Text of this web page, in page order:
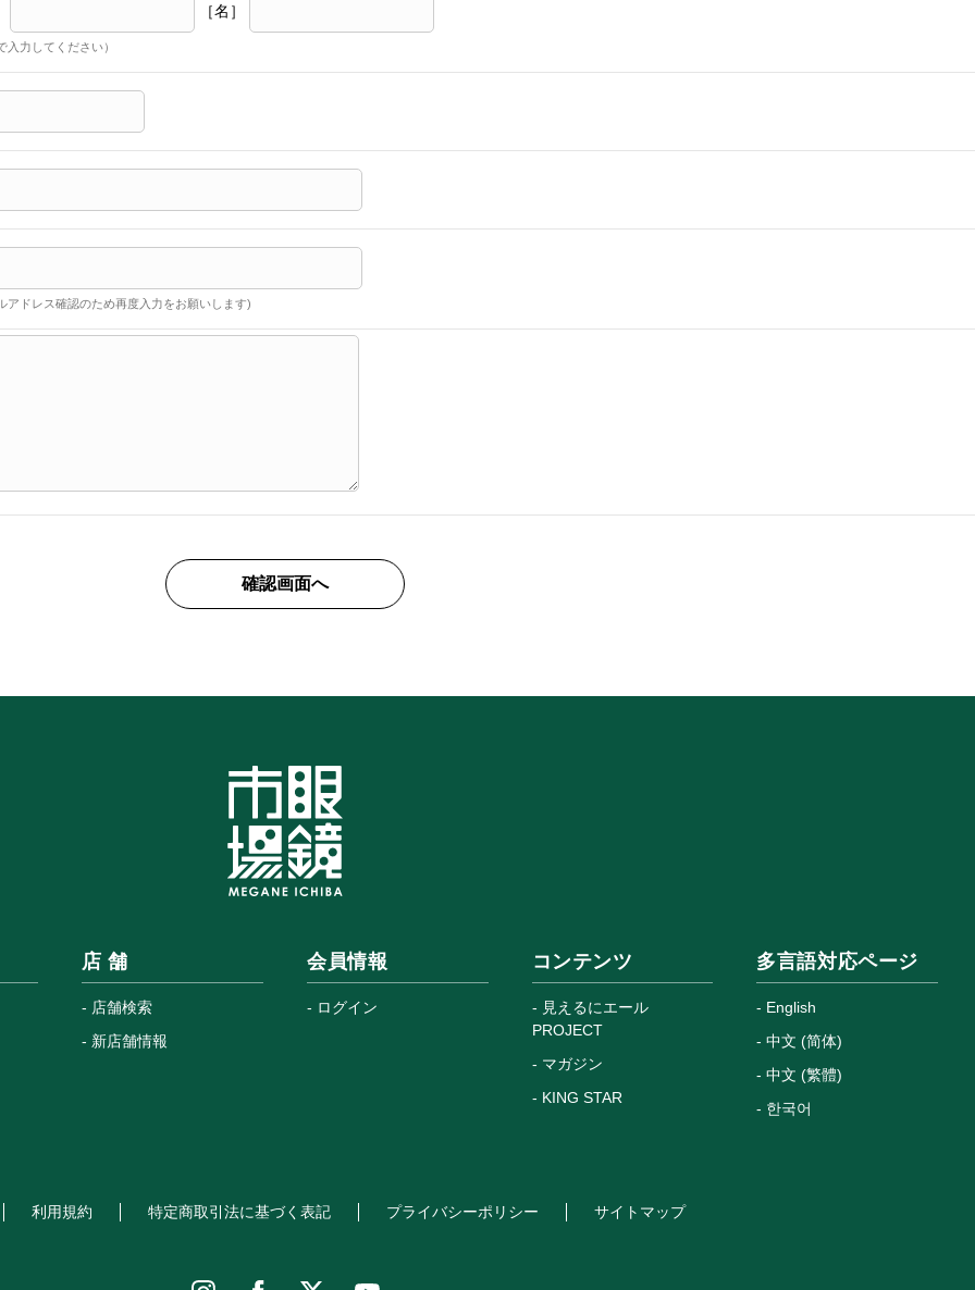
［名］
入力してください）
アドレス確認のため再度入力をお願いします)
店 舗
店舗検索
新店舗情報
会員情報
ログイン
コンテンツ
見えるにエール
PROJECT
マガジン
KING STAR
多言語対応ページ
English
中文 (简体)
中文 (繁體)
한국어
利用規約 特定商取引法に基づく表記 プライバシーポリシー サイトマップ